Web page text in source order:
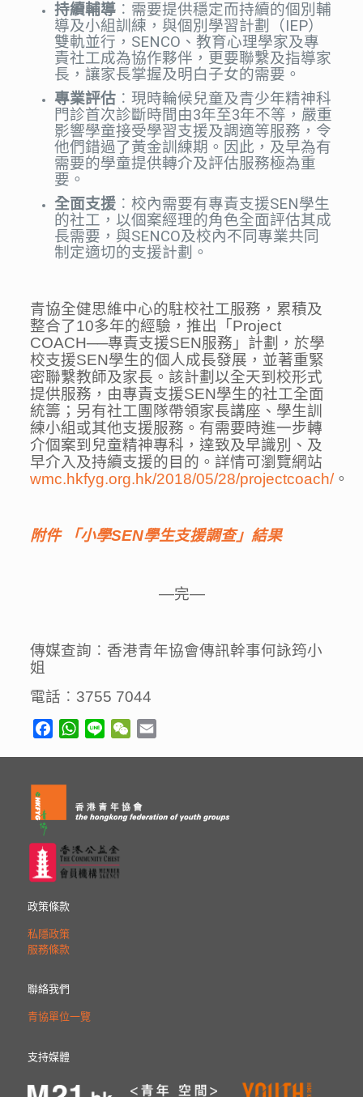
持續輔導 ︰需要提供穩定而持續的個別輔
導及小組訓練，與個別學習計劃（IEP）
雙軌並行，SENCO、教育心理學家及專
責社工成為協作夥伴，更要聯繫及指導家
長，讓家長掌握及明白子女的需要。
專業評估 ︰現時輪候兒童及青少年精神科
門診首次診斷時間由3年至3年不等，嚴重
影響學童接受學習支援及調適等服務，令
他們錯過了黃金訓練期。因此，及早為有
需要的學童提供轉介及評估服務極為重
要。
全面支援 ︰校內需要有專責支援SEN學生
的社工，以個案經理的角色全面評估其成
長需要，與SENCO及校內不同專業共同
制定適切的支援計劃。
青協全健思維中心的駐校社工服務，累積及
整合了10多年的經驗，推出「Project
COACH──專責支援SEN服務」計劃，於學
校支援SEN學生的個人成長發展，並著重緊
密聯繫教師及家長。該計劃以全天到校形式
提供服務，由專責支援SEN學生的社工全面
統籌；另有社工團隊帶領家長講座、學生訓
練小組或其他支援服務。有需要時進一步轉
介個案到兒童精神專科，達致及早識別、及
早介入及持續支援的目的。詳情可瀏覽網站
wmc.hkfyg.org.hk/2018/05/28/projectcoach/。
附件 「小學SEN學生支援調查」結果
—完—
傳媒查詢︰香港青年協會傳訊幹事何詠筠小
姐
電話︰3755 7044
FacebookWhatsApp
Line WeChat
政策條款
私隱政策
服務條款
聯絡我們
青協單位一覽
支持媒體